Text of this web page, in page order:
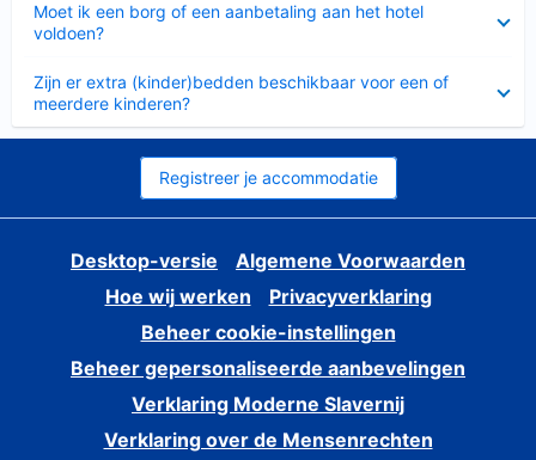
Moet ik een borg of een aanbetaling aan het hotel
voldoen?
Zijn er extra (kinder)bedden beschikbaar voor een of
meerdere kinderen?
Registreer je accommodatie
Desktop-versie
Algemene Voorwaarden
Hoe wij werken
Privacyverklaring
Beheer cookie-instellingen
Beheer gepersonaliseerde aanbevelingen
Verklaring Moderne Slavernij
Verklaring over de Mensenrechten